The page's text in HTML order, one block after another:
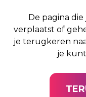
De pagina
verplaatst of
je terugkeren
je